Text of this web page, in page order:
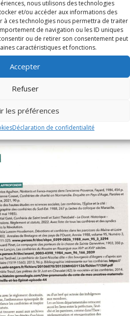
nous utilisons des technologies
et/ou accéder aux informations des
à ces technologies nous permettra de traiter
de navigation ou les ID uniques
ou de retirer son consentement peut
caractéristiques et fonctions.
Accepter
Refuser
les préférences
Déclaration de confidentialité